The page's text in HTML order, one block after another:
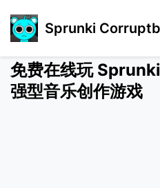
Sprunki
免费在线玩
强型音乐创作游戏